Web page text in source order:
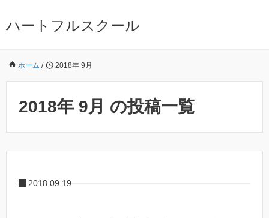
ハートフルスクール
ホーム / 2018年 9月
2018年 9月 の投稿一覧
2018.09.19